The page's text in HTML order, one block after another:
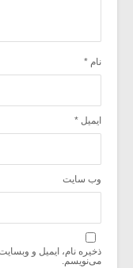
نام *
ایمیل *
وب‌ سایت
ذخیره نام، ایمیل و
می‌نویسم.